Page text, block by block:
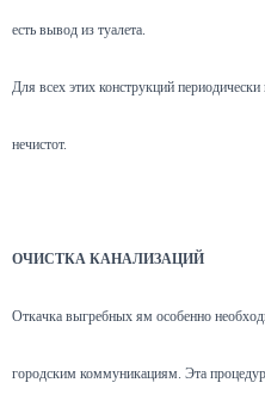
есть вывод из туалета.
Для всех этих конструкций
нечистот.
ОЧИСТКА КАНАЛИЗАЦИЙ
Откачка выгребных ям особенно
городским коммуникациям. Эта